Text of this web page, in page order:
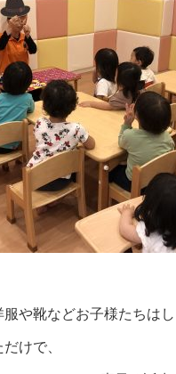
や靴などお子様たちは
けで、